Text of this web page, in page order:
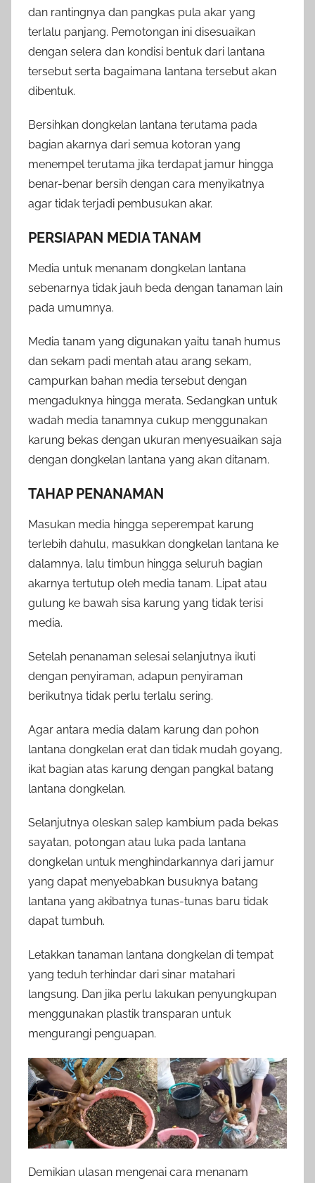
dan rantingnya dan pangkas pula akar yang
terlalu panjang. Pemotongan ini disesuaikan
dengan selera dan kondisi bentuk dari lantana
tersebut serta bagaimana lantana tersebut akan
dibentuk.
Bersihkan dongkelan lantana terutama pada
bagian akarnya dari semua kotoran yang
menempel terutama jika terdapat jamur hingga
benar-benar bersih dengan cara menyikatnya
agar tidak terjadi pembusukan akar.
PERSIAPAN MEDIA TANAM
Media untuk menanam dongkelan lantana
sebenarnya tidak jauh beda dengan tanaman lain
pada umumnya.
Media tanam yang digunakan yaitu tanah humus
dan sekam padi mentah atau arang sekam,
campurkan bahan media tersebut dengan
mengaduknya hingga merata. Sedangkan untuk
wadah media tanamnya cukup menggunakan
karung bekas dengan ukuran menyesuaikan saja
dengan dongkelan lantana yang akan ditanam.
TAHAP PENANAMAN
Masukan media hingga seperempat karung
terlebih dahulu, masukkan dongkelan lantana ke
dalamnya, lalu timbun hingga seluruh bagian
akarnya tertutup oleh media tanam. Lipat atau
gulung ke bawah sisa karung yang tidak terisi
media.
Setelah penanaman selesai selanjutnya ikuti
dengan penyiraman, adapun penyiraman
berikutnya tidak perlu terlalu sering.
Agar antara media dalam karung dan pohon
lantana dongkelan erat dan tidak mudah goyang,
ikat bagian atas karung dengan pangkal batang
lantana dongkelan.
Selanjutnya oleskan salep kambium pada bekas
sayatan, potongan atau luka pada lantana
dongkelan untuk menghindarkannya dari jamur
yang dapat menyebabkan busuknya batang
lantana yang akibatnya tunas-tunas baru tidak
dapat tumbuh.
Letakkan tanaman lantana dongkelan di tempat
yang teduh terhindar dari sinar matahari
langsung. Dan jika perlu lakukan penyungkupan
menggunakan plastik transparan untuk
mengurangi penguapan.
Demikian ulasan mengenai cara menanam